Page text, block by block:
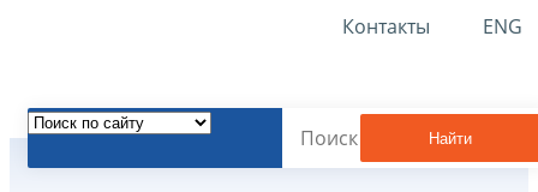
Контакты ENG
Найти